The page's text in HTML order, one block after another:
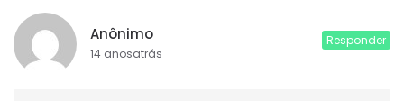
Anônimo
14 anosatrás
Responder